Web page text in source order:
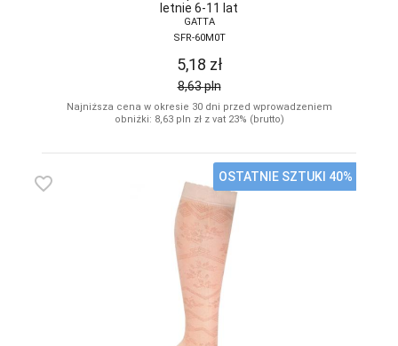
letnie 6-11 lat
GATTA
SFR-60M0T
5,18 zł
8,63pln
Najniższa cena w okresie 30 dni przed wprowadzeniem
obniżki: 8,63 pln zł z vat 23% (brutto)
favorite_border OSTATNIE SZTUKI 40%